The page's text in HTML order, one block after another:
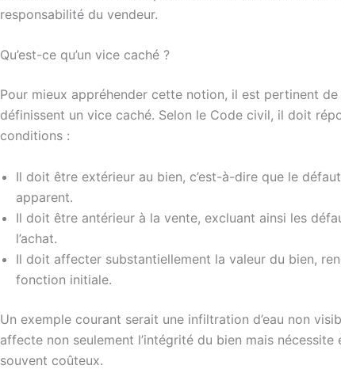
responsabilité du vendeur.
Qu’est-ce qu’un vice caché ?
Pour mieux appréhender cette notion, il est pertinent
définissent un vice caché. Selon le Code civil, il doit
conditions :
Il doit être extérieur au bien, c’est-à-dire que le
apparent.
Il doit être antérieur à la vente, excluant ainsi les
l’achat.
Il doit affecter substantiellement la valeur du bien,
fonction initiale.
Un exemple courant serait une infiltration d’eau non
affecte non seulement l’intégrité du bien mais nécessite
souvent coûteux.